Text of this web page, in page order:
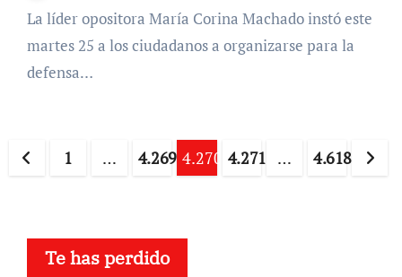
La líder opositora María Corina Machado instó este
martes 25 a los ciudadanos a organizarse para la
defensa…
Paginación
entradas
1 … 4.269 4.270 4.271 … 4.618
Te has perdido